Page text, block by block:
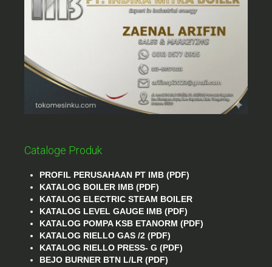
Cataloge Produk
PROFIL PERUSAHAAN PT IMB (PDF)
KATALOG BOILER IMB (PDF)
KATALOG ELECTRIC STEAM BOILER
KATALOG LEVEL GAUGE IMB (PDF)
KATALOG POMPA KSB ETANORM (PDF)
KATALOG RIELLO GAS /2 (PDF)
KATALOG RIELLO PRESS- G (PDF)
BEJO BURNER BTN L/LR (PDF)